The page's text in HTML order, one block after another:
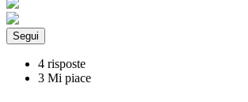
Segui
4 risposte
3 Mi piace